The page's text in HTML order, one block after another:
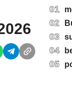
01
02
03
04
05